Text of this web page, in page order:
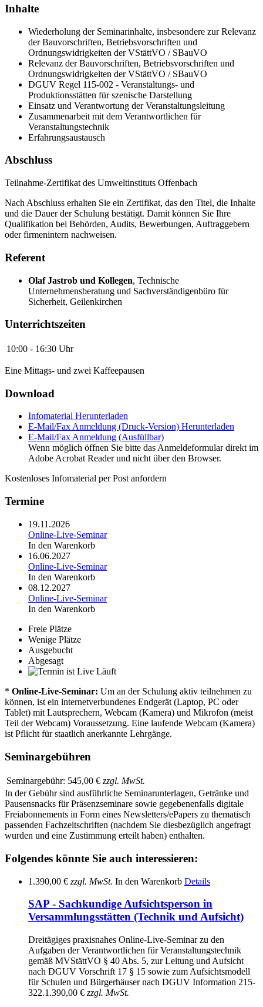
Inhalte
Wiederholung der Seminarinhalte, insbesondere zur Relevanz
der Bauvorschriften, Betriebsvorschriften und
Ordnungswidrigkeiten der VStättVO / SBauVO
Relevanz der Bauvorschriften, Betriebsvorschriften und
Ordnungswidrigkeiten der VStättVO / SBauVO
DGUV Regel 115-002 - Veranstaltungs- und
Produktionsstätten für szenische Darstellung
Einsatz und Verantwortung der Veranstaltungsleitung
Zusammenarbeit mit dem Verantwortlichen für
Veranstaltungstechnik
Erfahrungsaustausch
Abschluss
Teilnahme-Zertifikat des Umweltinstituts Offenbach
Nach Abschluss erhalten Sie ein Zertifikat, das den Titel, die Inhalte
und die Dauer der Schulung bestätigt. Damit können Sie Ihre
Qualifikation bei Behörden, Audits, Bewerbungen, Auftraggebern
oder firmenintern nachweisen.
Referent
Olaf Jastrob und Kollegen, Technische
Unternehmensberatung und Sachverständigenbüro für
Sicherheit, Geilenkirchen
Unterrichtszeiten
10:00 - 16:30 Uhr
Eine Mittags- und zwei Kaffeepausen
Download
Infomaterial Herunterladen
E-Mail/Fax Anmeldung (Druck-Version) Herunterladen
E-Mail/Fax Anmeldung (Ausfüllbar)
Wenn möglich öffnen Sie bitte das Anmeldeformular direkt im
Adobe Acrobat Reader und nicht über den Browser.
Kostenloses Infomaterial per Post anfordern
Termine
19.11.2026
Online-Live-Seminar
In den Warenkorb
16.06.2027
Online-Live-Seminar
In den Warenkorb
08.12.2027
Online-Live-Seminar
In den Warenkorb
Freie Plätze
Wenige Plätze
Ausgebucht
Abgesagt
Läuft
* Online-Live-Seminar: Um an der Schulung aktiv teilnehmen zu
können, ist ein internetverbundenes Endgerät (Laptop, PC oder
Tablet) mit Lautsprechern, Webcam (Kamera) und Mikrofon (meist
Teil der Webcam) Voraussetzung. Eine laufende Webcam (Kamera)
ist Pflicht für staatlich anerkannte Lehrgänge.
Seminargebühren
Seminargebühr: 545,00 € zzgl. MwSt.
In der Gebühr sind ausführliche Seminarunterlagen, Getränke und
Pausensnacks für Präsenzseminare sowie gegebenenfalls digitale
Freiabonnements in Form eines Newsletters/ePapers zu thematisch
passenden Fachzeitschriften (nachdem Sie diesbezüglich angefragt
wurden und eine Zustimmung erteilt haben) enthalten.
Folgendes könnte Sie auch interessieren:
1.390,00 € zzgl. MwSt. In den Warenkorb Details
SAP - Sachkundige Aufsichtsperson in
Versammlungsstätten (Technik und Aufsicht)
Dreitägiges praxisnahes Online-Live-Seminar zu den
Aufgaben der Verantwortlichen für Veranstaltungstechnik
gemäß MVStättVO § 40 Abs. 5, zur Leitung und Aufsicht
nach DGUV Vorschrift 17 § 15 sowie zum Aufsichtsmodell
für Schulen und Bürgerhäuser nach DGUV Information 215-
322.1.390,00 € zzgl. MwSt.